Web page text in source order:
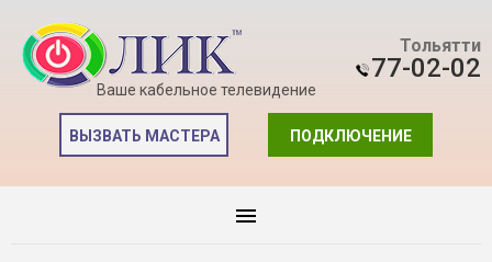
Ваше кабельное телевидение
Тольятти
77-02-02
ПОДКЛЮЧЕНИЕ
ВЫЗВАТЬ МАСТЕРА